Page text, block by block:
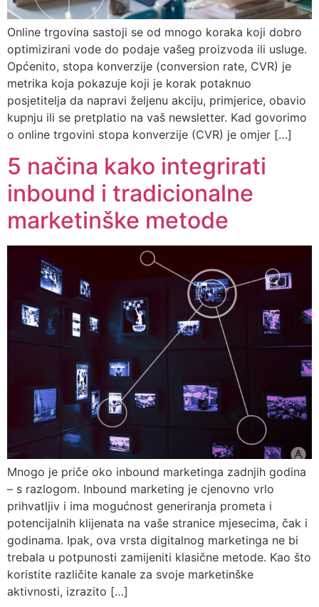
Online trgovina sastoji se od mnogo koraka koji dobro
optimizirani vode do podaje vašeg proizvoda ili usluge.
Općenito, stopa konverzije (conversion rate, CVR) je
metrika koja pokazuje koji je korak potaknuo
posjetitelja da napravi željenu akciju, primjerice, obavio
kupnju ili se pretplatio na vaš newsletter. Kad govorimo
o online trgovini stopa konverzije (CVR) je omjer […]
5 načina kako integrirati
inbound i tradicionalne
marketinške metode
Mnogo je priče oko inbound marketinga zadnjih godina
– s razlogom. Inbound marketing je cjenovno vrlo
prihvatljiv i ima mogućnost generiranja prometa i
potencijalnih klijenata na vaše stranice mjesecima, čak i
godinama. Ipak, ova vrsta digitalnog marketinga ne bi
trebala u potpunosti zamijeniti klasične metode. Kao što
koristite različite kanale za svoje marketinške
aktivnosti, izrazito […]